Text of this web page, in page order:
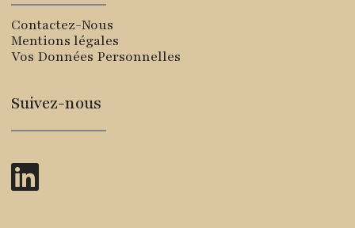
Contactez-Nous
Mentions légales
Vos Données Personnelles
Suivez-nous